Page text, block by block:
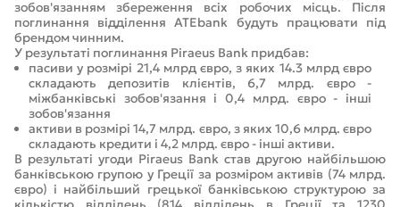
зобов'язанням збереження всіх робочих місць. Після
поглинання відділення ATEbank будуть працювати під
брендом чинним.
У результаті поглинання Piraeus Bank придбав:
пасиви у розмірі 21,4 млрд євро, з яких 14.3 млрд євро
складають депозитів клієнтів, 6,7 млрд. євро -
міжбанківські зобов'язання і 0,4 млрд. євро - інші
зобов'язання
активи в розмірі 14,7 млрд. євро, з яких 10,6 млрд. євро
складають кредити і 4,2 млрд. євро - інші активи.
В результаті угоди Piraeus Bank став другою найбільшою
банківською групою у Греції за розміром активів (74 млрд.
євро) і найбільший грецької банківською структурою за